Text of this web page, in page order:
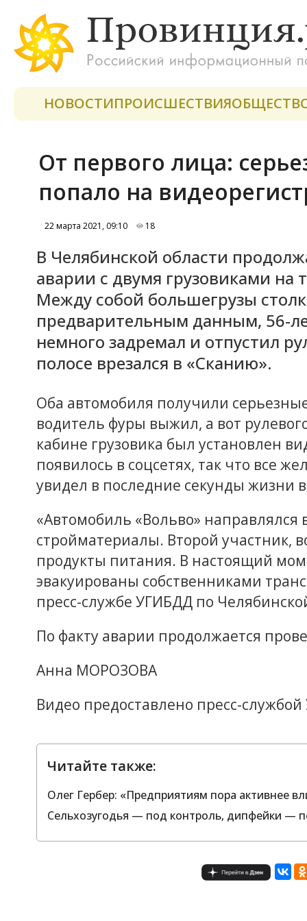
НОВОСТИПРОИСШЕСТВИЯ
От первого лица:
попало на
22 марта 2021, 09:10 18
В Челябинской области
аварии с двумя грузовиками
Между собой большегрузы
предварительным данным, 56-
немного задремал и отпустил
полосе врезался в «Сканию».
Оба автомобиля получили
водитель фуры выжил, а вот
кабине грузовика был установлен
появилось в соцсетях, так что все
увидел в последние секунды жизни
«Автомобиль «Вольво» направлялся
стройматериалы. Второй участник,
продукты питания. В настоящий
эвакуированы собственниками
пресс-службе УГИБДД по
По факту аварии продолжается
Анна МОРОЗОВА
Видео предоставлено пресс-
Читайте также:
Олег Гербер: «Предприятиям пора активнее
Сельхозугодья — под контроль, дипфейки —